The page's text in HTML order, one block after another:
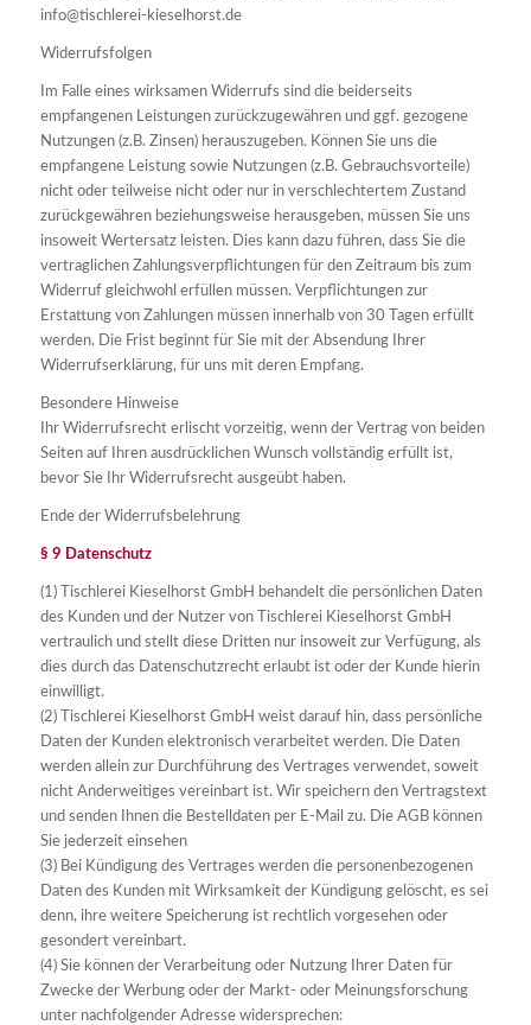
info@tischlerei-kieselhorst.de
Widerrufsfolgen
Im Falle eines wirksamen Widerrufs sind die beiderseits
empfangenen Leistungen zurückzugewähren und ggf. gezogene
Nutzungen (z.B. Zinsen) herauszugeben. Können Sie uns die
empfangene Leistung sowie Nutzungen (z.B. Gebrauchsvorteile)
nicht oder teilweise nicht oder nur in verschlechtertem Zustand
zurückgewähren beziehungsweise herausgeben, müssen Sie uns
insoweit Wertersatz leisten. Dies kann dazu führen, dass Sie die
vertraglichen Zahlungsverpflichtungen für den Zeitraum bis zum
Widerruf gleichwohl erfüllen müssen. Verpflichtungen zur
Erstattung von Zahlungen müssen innerhalb von 30 Tagen erfüllt
werden. Die Frist beginnt für Sie mit der Absendung Ihrer
Widerrufserklärung, für uns mit deren Empfang.
Besondere Hinweise
Ihr Widerrufsrecht erlischt vorzeitig, wenn der Vertrag von beiden
Seiten auf Ihren ausdrücklichen Wunsch vollständig erfüllt ist,
bevor Sie Ihr Widerrufsrecht ausgeübt haben.
Ende der Widerrufsbelehrung
§ 9 Datenschutz
(1) Tischlerei Kieselhorst GmbH behandelt die persönlichen Daten
des Kunden und der Nutzer von Tischlerei Kieselhorst GmbH
vertraulich und stellt diese Dritten nur insoweit zur Verfügung, als
dies durch das Datenschutzrecht erlaubt ist oder der Kunde hierin
einwilligt.
(2) Tischlerei Kieselhorst GmbH weist darauf hin, dass persönliche
Daten der Kunden elektronisch verarbeitet werden. Die Daten
werden allein zur Durchführung des Vertrages verwendet, soweit
nicht Anderweitiges vereinbart ist. Wir speichern den Vertragstext
und senden Ihnen die Bestelldaten per E-Mail zu. Die AGB können
Sie jederzeit einsehen
(3) Bei Kündigung des Vertrages werden die personenbezogenen
Daten des Kunden mit Wirksamkeit der Kündigung gelöscht, es sei
denn, ihre weitere Speicherung ist rechtlich vorgesehen oder
gesondert vereinbart.
(4) Sie können der Verarbeitung oder Nutzung Ihrer Daten für
Zwecke der Werbung oder der Markt- oder Meinungsforschung
unter nachfolgender Adresse widersprechen: